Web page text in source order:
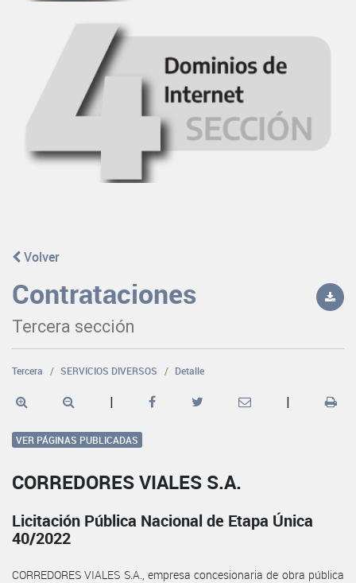
Volver
Contrataciones
Tercera sección
Tercera SERVICIOS DIVERSOS Detalle
| |
VER PÁGINAS PUBLICADAS
CORREDORES VIALES S.A.
Licitación Pública Nacional de Etapa Única
40/2022
CORREDORES VIALES S.A., empresa concesionaria de obra pública